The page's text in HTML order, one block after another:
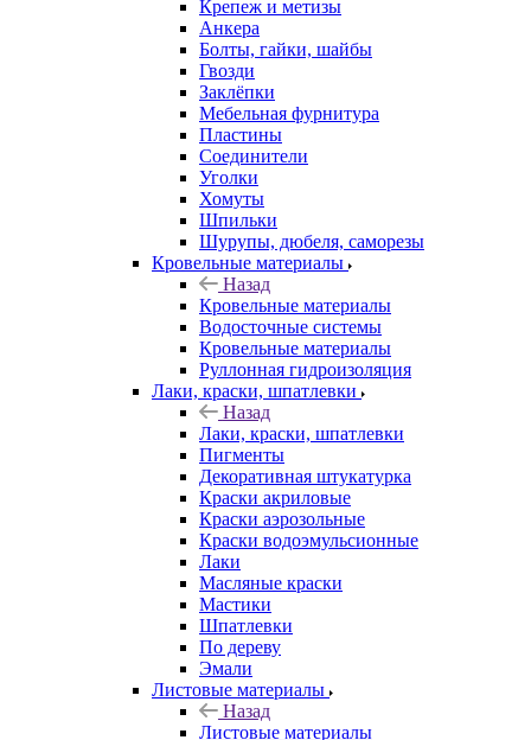
Крепеж и метизы
Анкера
Болты, гайки, шайбы
Гвозди
Заклёпки
Мебельная фурнитура
Пластины
Соединители
Уголки
Хомуты
Шпильки
Шурупы, дюбеля, саморезы
Кровельные материалы
Назад
Кровельные материалы
Водосточные системы
Кровельные материалы
Руллонная гидроизоляция
Лаки, краски, шпатлевки
Назад
Лаки, краски, шпатлевки
Пигменты
Декоративная штукатурка
Краски акриловые
Краски аэрозольные
Краски водоэмульсионные
Лаки
Масляные краски
Мастики
Шпатлевки
По дереву
Эмали
Листовые материалы
Назад
Листовые материалы